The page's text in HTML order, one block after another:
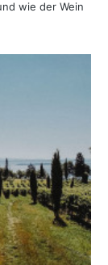
wie der Wein